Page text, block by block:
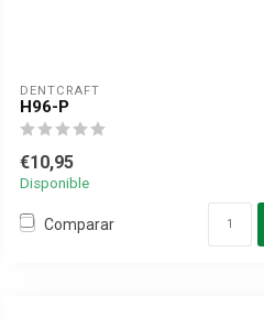
DENTCRAFT
H96-P
€10,95
Disponible
Comparar